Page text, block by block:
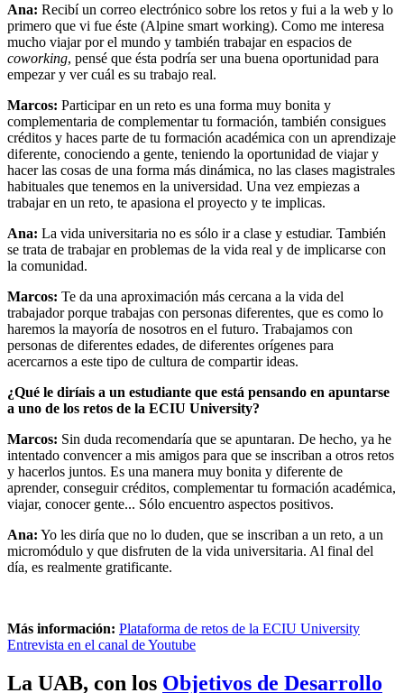
Ana: Recibí un correo electrónico sobre los retos y fui a la web y lo
primero que vi fue éste (Alpine smart working). Como me interesa
mucho viajar por el mundo y también trabajar en espacios de
coworking, pensé que ésta podría ser una buena oportunidad para
empezar y ver cuál es su trabajo real.
Marcos: Participar en un reto es una forma muy bonita y
complementaria de complementar tu formación, también consigues
créditos y haces parte de tu formación académica con un aprendizaje
diferente, conociendo a gente, teniendo la oportunidad de viajar y
hacer las cosas de una forma más dinámica, no las clases magistrales
habituales que tenemos en la universidad. Una vez empiezas a
trabajar en un reto, te apasiona el proyecto y te implicas.
Ana: La vida universitaria no es sólo ir a clase y estudiar. También
se trata de trabajar en problemas de la vida real y de implicarse con
la comunidad.
Marcos: Te da una aproximación más cercana a la vida del
trabajador porque trabajas con personas diferentes, que es como lo
haremos la mayoría de nosotros en el futuro. Trabajamos con
personas de diferentes edades, de diferentes orígenes para
acercarnos a este tipo de cultura de compartir ideas.
¿Qué le diríais a un estudiante que está pensando en apuntarse
a uno de los retos de la ECIU University?
Marcos: Sin duda recomendaría que se apuntaran. De hecho, ya he
intentado convencer a mis amigos para que se inscriban a otros retos
y hacerlos juntos. Es una manera muy bonita y diferente de
aprender, conseguir créditos, complementar tu formación académica,
viajar, conocer gente... Sólo encuentro aspectos positivos.
Ana: Yo les diría que no lo duden, que se inscriban a un reto, a un
micromódulo y que disfruten de la vida universitaria. Al final del
día, es realmente gratificante.
Más información: Plataforma de retos de la ECIU University
Entrevista en el canal de Youtube
La UAB, con los Objetivos de Desarrollo